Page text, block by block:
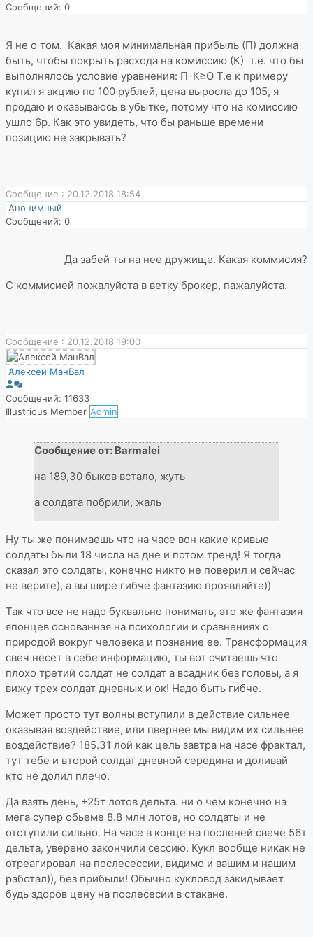
Сообщений: 0
Я не о том. Какая моя минимальная прибыль (П) должна
быть, чтобы покрыть расхода на комиссию (К) т.е. что бы
выполнялось условие уравнения: П-К≥О Т.е к примеру
купил я акцию по 100 рублей, цена выросла до 105, я
продаю и оказываюсь в убытке, потому что на комиссию
ушло 6р. Как это увидеть, что бы раньше времени
позицию не закрывать?
Сообщение : 20.12.2018 18:54
Анонимный
Сообщений: 0
Да забей ты на нее дружище. Какая коммисия?
С коммисией пожалуйста в ветку брокер, пажалуйста.
Сообщение : 20.12.2018 19:00
Алексей МанВал
Сообщений: 11633
Illustrious Member Admin
Сообщение от: Barmalei
на 189,30 быков встало, жуть
а солдата побрили, жаль
Ну ты же понимаешь что на часе вон какие кривые
солдаты были 18 числа на дне и потом тренд! Я тогда
сказал это солдаты, конечно никто не поверил и сейчас
не верите), а вы шире гибче фантазию проявляйте))
Так что все не надо буквально понимать, это же фантазия
японцев основанная на психологии и сравнениях с
природой вокруг человека и познание ее. Трансформация
свеч несет в себе информацию, ты вот считаешь что
плохо третий солдат не солдат а всадник без головы, а я
вижу трех солдат дневных и ок! Надо быть гибче.
Может просто тут волны вступили в действие сильнее
оказывая воздействие, или пвернее мы видим их сильнее
воздействие? 185.31 лой как цель завтра на часе фрактал,
тут тебе и второй солдат дневной середина и доливай
кто не долил плечо.
Да взять день, +25т лотов дельта. ни о чем конечно на
мега супер обьеме 8.8 млн лотов, но солдаты и не
отступили сильно. На часе в конце на посленей свече 56т
дельта, уверено закончили сессию. Кукл вообще никак не
отреагировал на послесессии, видимо и вашим и нашим
работал)), без прибыли! Обычно кукловод закидывает
будь здоров цену на послесесии в стакане.